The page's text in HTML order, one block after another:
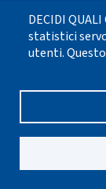
soprattutto, la
mondo, in
scolastica, a
ad
matematico ai
legame fra
favorire il
DECIDI
statistici
utenti.